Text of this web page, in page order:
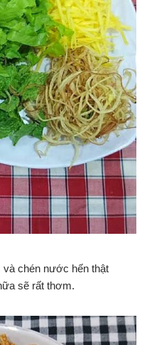
và chén nước hến thật
sẽ rất thơm.